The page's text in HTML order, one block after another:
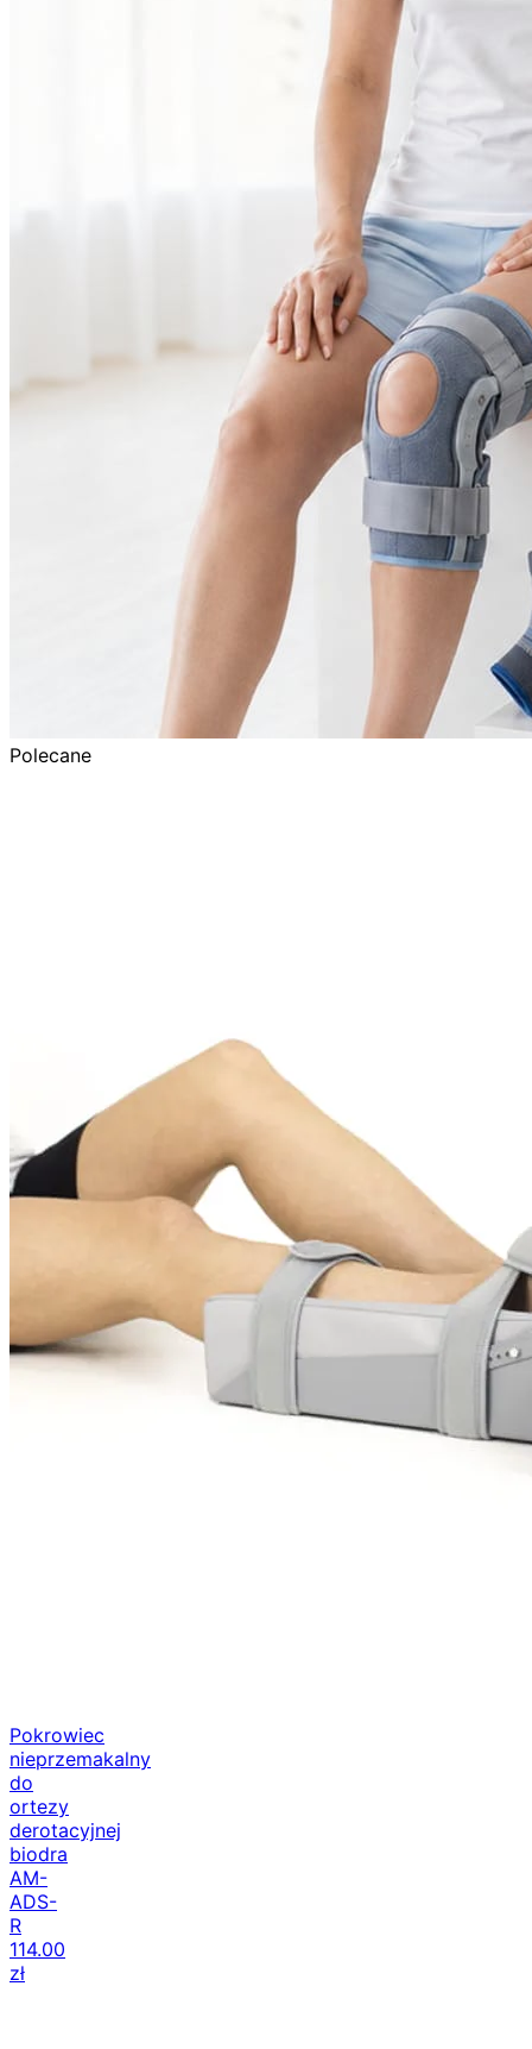
Polecane
Pokrowiec
nieprzemakalny
do
ortezy
derotacyjnej
biodra
AM-
ADS-
R
114.00
zł